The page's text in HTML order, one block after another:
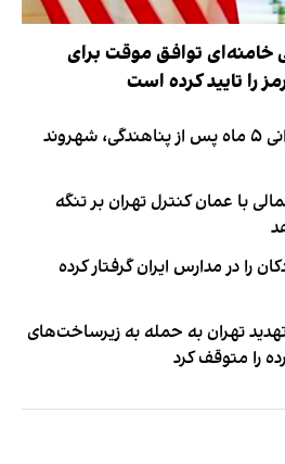
توافق موقت برای
را تایید کرده است
دو فوتبالیست زن ایرانی ۵ ماه پس از پناهندگی، شهروند
با عمان کنترل تهران بر تنگه
را در مدارس ایران گرفتار کرده
تهران به حمله به زیرساخت‌های
را متوقف کرد